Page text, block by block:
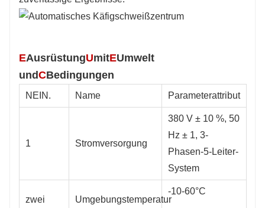
EAusrüstungUmitEUmwelt
undCBedingungen
NEIN. Name Parameterattribut
1 Stromversorgung
380 V ± 10 %, 50
Hz ± 1, 3-
Phasen-5-Leiter-
System
zwei Umgebungstemperatur
-10-60°C